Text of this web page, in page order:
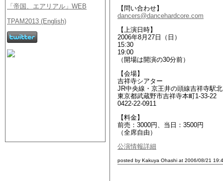
【問い合わせ】
dancers@dancehardcore.com
【上演日時】
2006年8月27日（日）
15:30
19:00
（開場は開演の30分前）
【会場】
吉祥寺シアター
JR中央線・京王井の頭線吉祥寺駅
東京都武蔵野市吉祥寺本町1-33-22
0422-22-0911
【料金】
前売：3000円、当日：3500円
（全席自由）
公演情報詳細
posted by Kakuya Ohashi at 2006/08/21